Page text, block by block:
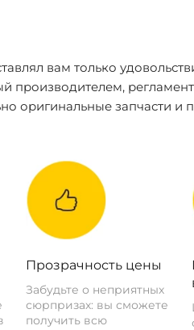
вам только
производителем,
оригинальные запчасти и
Прозрачность цены
Забудьте о неприятных
сюрпризах: вы сможете
получить всю